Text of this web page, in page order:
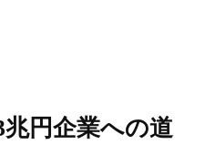
円企業への道